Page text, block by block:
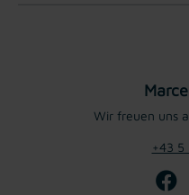
Wir freuen uns
+43 5